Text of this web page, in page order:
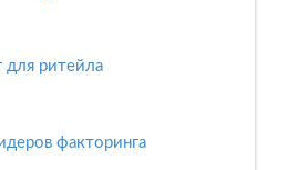
для ритейла
факторинга